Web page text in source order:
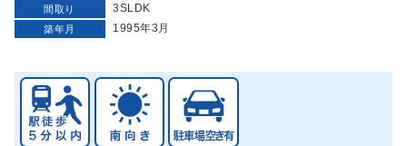
間取り 3SLDK
築年月 1995年3月